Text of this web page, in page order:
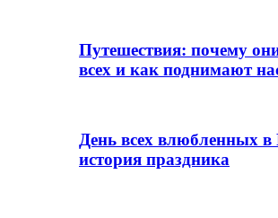
Путешествия: почему
всех и как поднимают
День всех влюбленных в
история праздника